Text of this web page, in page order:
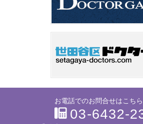
お電話でのお問合せはこちら
03-6432-